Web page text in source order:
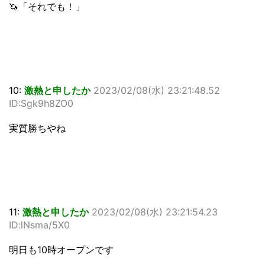
🦄「それでも！」
10: 激熱と申したか 2023/02/08(水) 23:21:48.52
ID:Sgk9h8ZO0
実質勝ちやね
11: 激熱と申したか 2023/02/08(水) 23:21:54.23
ID:lNsma/5X0
明日も10時オープンです